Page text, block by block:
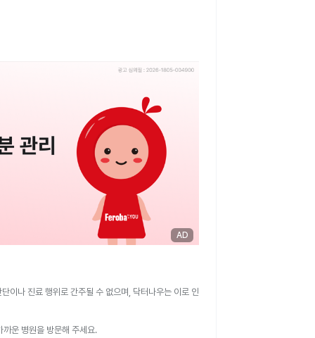
AD
이나 진료 행위로 간주될 수 없으며, 닥터나우는 이로 인
운 병원을 방문해 주세요.